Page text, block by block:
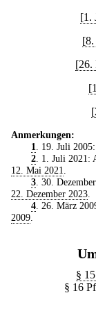
[1.
[8.
[26.
Anmerkungen:
1
. 19. Juli
2. 1. Juli 2021:
12. Mai 2021
3. 30.
22. Dezember 2023
4. 26. März
2009
§
§ 16